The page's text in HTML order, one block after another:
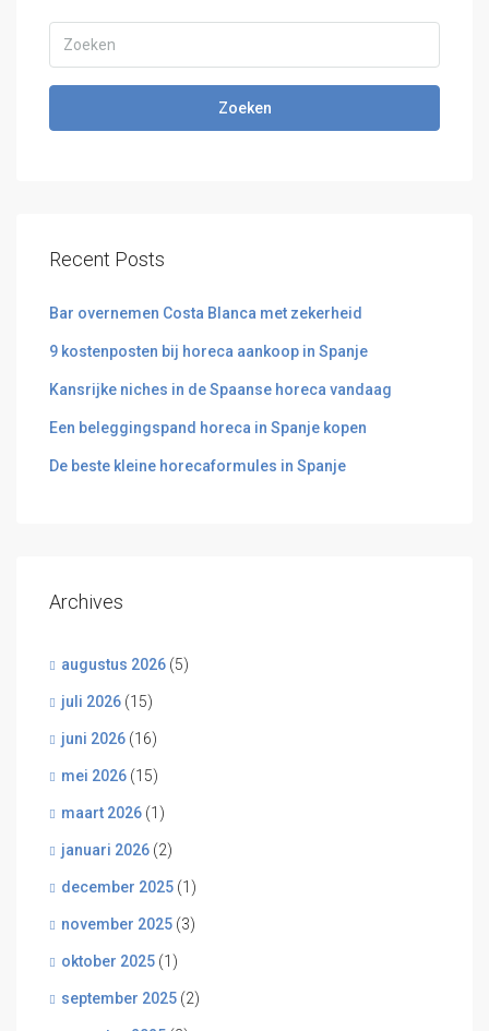
Zoeken
Recent Posts
Bar overnemen Costa Blanca met zekerheid
9 kostenposten bij horeca aankoop in Spanje
Kansrijke niches in de Spaanse horeca vandaag
Een beleggingspand horeca in Spanje kopen
De beste kleine horecaformules in Spanje
Archives
augustus 2026 (5)
juli 2026 (15)
juni 2026 (16)
mei 2026 (15)
maart 2026 (1)
januari 2026 (2)
december 2025 (1)
november 2025 (3)
oktober 2025 (1)
september 2025 (2)